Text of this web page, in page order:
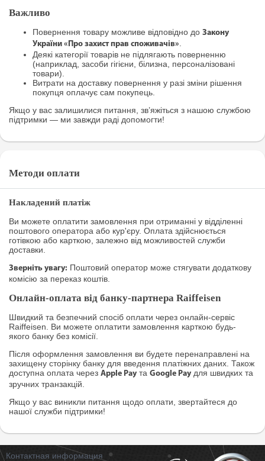
Важливо
Повернення товару можливе відповідно до Закону
України «Про захист прав споживачів».
Деякі категорії товарів не підлягають поверненню
(наприклад, засоби гігієни, білизна, персоналізовані
товари).
Витрати на доставку повернення у разі зміни рішення
покупця оплачує сам покупець.
Якщо у вас залишилися питання, зв’яжіться з нашою службою
підтримки — ми завжди раді допомогти!
Методи оплати
Накладений платіж
Ви можете оплатити замовлення при отриманні у відділенні
поштового оператора або кур'єру. Оплата здійснюється
готівкою або карткою, залежно від можливостей служби
доставки.
Зверніть увагу: Поштовий оператор може стягувати додаткову
комісію за переказ коштів.
Онлайн-оплата від банку-партнера Raiffeisen
Швидкий та безпечний спосіб оплати через онлайн-сервіс
Raiffeisen. Ви можете оплатити замовлення карткою будь-
якого банку без комісії.
Після оформлення замовлення ви будете перенаправлені на
захищену сторінку банку для введення платіжних даних. Також
доступна оплата через Apple Pay та Google Pay для швидких та
зручних транзакцій.
Якщо у вас виникли питання щодо оплати, звертайтеся до
нашої служби підтримки!
Контактная информация